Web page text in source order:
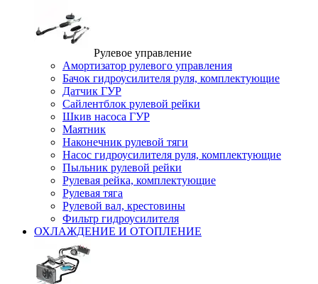
Рулевое управление
Амортизатор рулевого управления
Бачок гидроусилителя руля, комплектующие
Датчик ГУР
Сайлентблок рулевой рейки
Шкив насоса ГУР
Маятник
Наконечник рулевой тяги
Насос гидроусилителя руля, комплектующие
Пыльник рулевой рейки
Рулевая рейка, комплектующие
Рулевая тяга
Рулевой вал, крестовины
Фильтр гидроусилителя
ОХЛАЖДЕНИЕ И ОТОПЛЕНИЕ